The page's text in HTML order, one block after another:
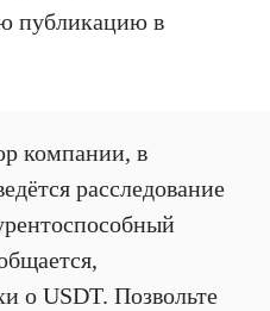
публикацию в
компании, в
расследование
о USDT. Позвольте